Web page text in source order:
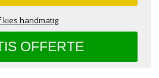
kies handmatig